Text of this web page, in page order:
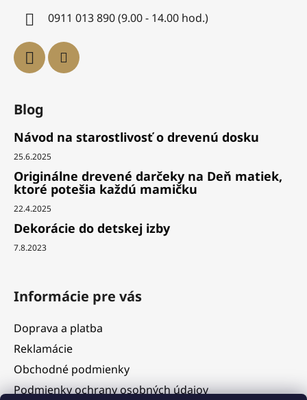
0911 013 890 (9.00 - 14.00 hod.)
Blog
Návod na starostlivosť o drevenú dosku
25.6.2025
Originálne drevené darčeky na Deň matiek,
ktoré potešia každú mamičku
22.4.2025
Dekorácie do detskej izby
7.8.2023
Informácie pre vás
Doprava a platba
Reklamácie
Obchodné podmienky
Podmienky ochrany osobných údajov